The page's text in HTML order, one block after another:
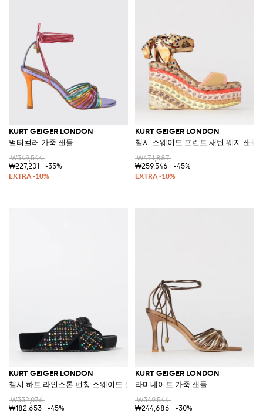
KURT GEIGER LONDON
멀티컬러 가죽 샌들
₩349,544
₩227,201
-35%
KURT GEIGER LONDON
첼시 스웨이드 프린트 새틴 웨지 샌들
₩471,887
₩259,546
-45%
KURT GEIGER LONDON
첼시 하트 라인스톤 펀칭 스웨이드 샌들
₩332,076
₩182,653
-45%
KURT GEIGER LONDON
라미네이트 가죽 샌들
₩349,544
₩244,686
-30%